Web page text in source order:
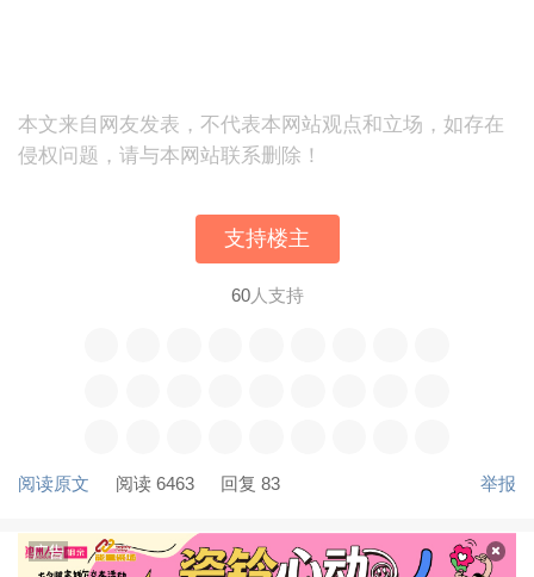
本文来自网友发表，不代表本网站观点和立场，如存在
侵权问题，请与本网站联系删除！
支持楼主
60人支持
阅读原文 阅读 6463 回复 83 举报